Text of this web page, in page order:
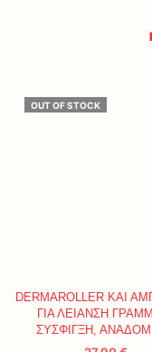
OUT OF STOCK
DERMAROLLER ΚΑΙ
ΓΙΑ ΛΕΙΑΝΣΗ
ΣΥΣΦΙΓΞΗ,